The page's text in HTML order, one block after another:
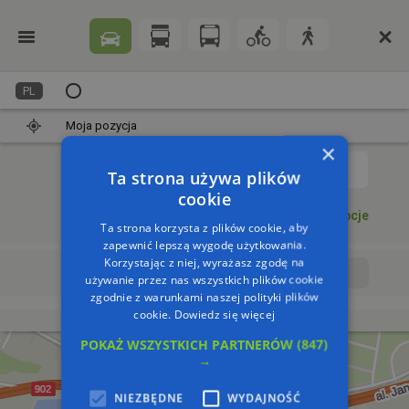
PL
Moja pozycja
Opcje
Wyrusz teraz Wyrusz o:
×
Ta strona używa plików
cookie
Ta strona korzysta z plików cookie, aby
zapewnić lepszą wygodę użytkowania.
Korzystając z niej, wyrażasz zgodę na
używanie przez nas wszystkich plików cookie
zgodnie z warunkami naszej polityki plików
cookie. Dowiedz się więcej
POKAŻ WSZYSTKICH PARTNERÓW(847)
→
NIEZBĘDNE WYDAJNOŚĆ